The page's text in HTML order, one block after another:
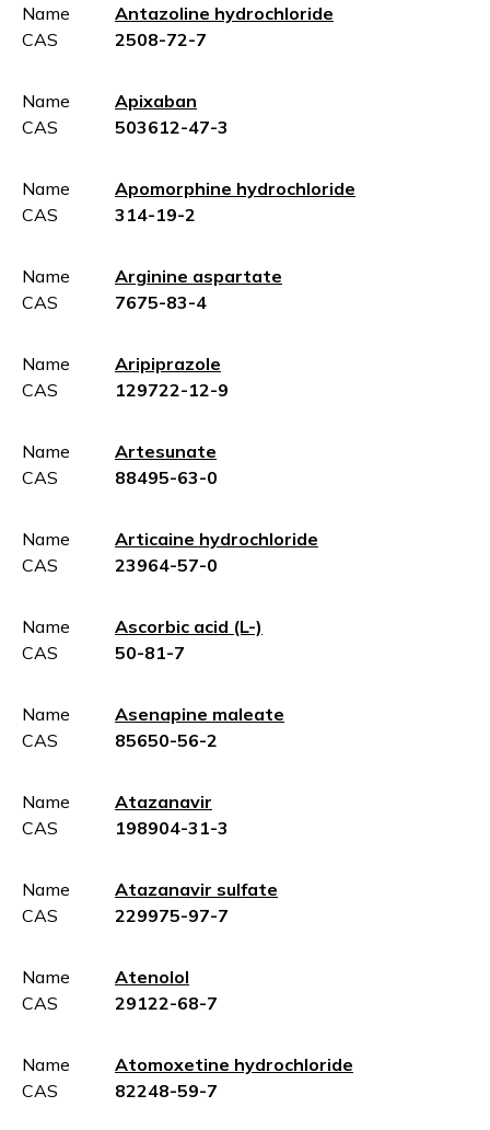
Name
Antazoline hydrochloride
CAS
2508-72-7
Name
Apixaban
CAS
503612-47-3
Name
Apomorphine hydrochloride
CAS
314-19-2
Name
Arginine aspartate
CAS
7675-83-4
Name
Aripiprazole
CAS
129722-12-9
Name
Artesunate
CAS
88495-63-0
Name
Articaine hydrochloride
CAS
23964-57-0
Name
Ascorbic acid (L-)
CAS
50-81-7
Name
Asenapine maleate
CAS
85650-56-2
Name
Atazanavir
CAS
198904-31-3
Name
Atazanavir sulfate
CAS
229975-97-7
Name
Atenolol
CAS
29122-68-7
Name
Atomoxetine hydrochloride
CAS
82248-59-7